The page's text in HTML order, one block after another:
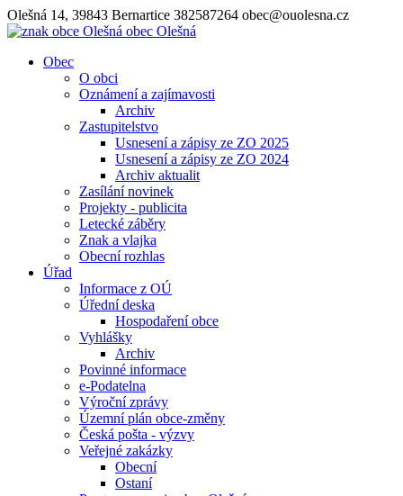
Olešná 14, 39843 Bernartice 382587264 obec@ouolesna.cz
obec Olešná
Obec
O obci
Oznámení a zajímavosti
Archiv
Zastupitelstvo
Usnesení a zápisy ze ZO 2025
Usnesení a zápisy ze ZO 2024
Archiv aktualit
Zasílání novinek
Projekty - publicita
Letecké záběry
Znak a vlajka
Obecní rozhlas
Úřad
Informace z OÚ
Úřední deska
Hospodaření obce
Vyhlášky
Archiv
Povinné informace
e-Podatelna
Výroční zprávy
Územní plán obce-změny
Česká pošta - výzvy
Veřejné zakázky
Obecní
Ostaní